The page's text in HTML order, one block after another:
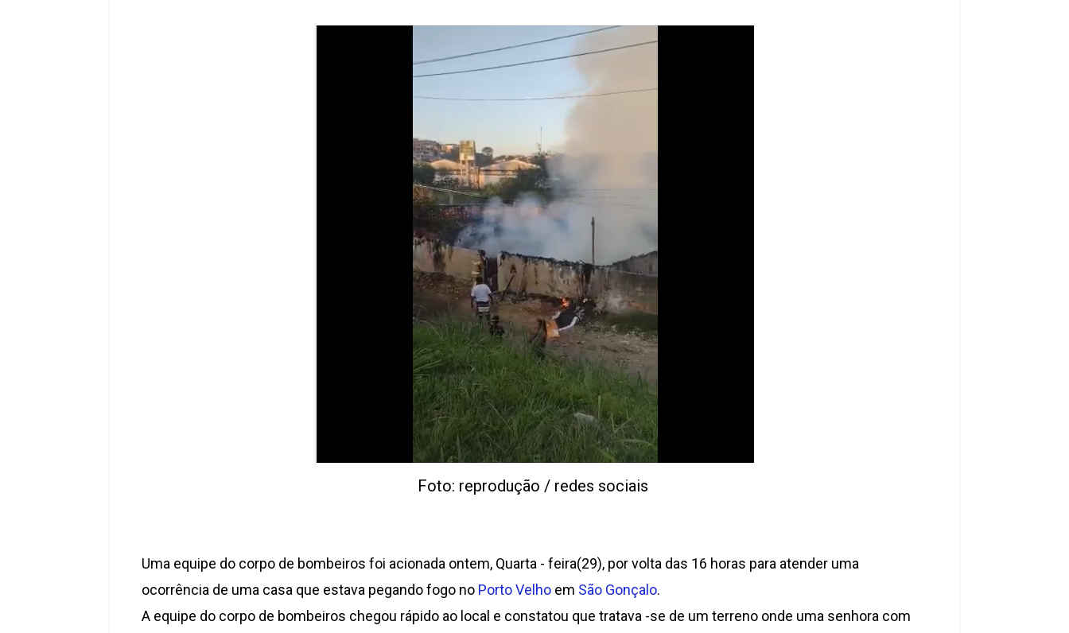
Foto: reprodução / redes sociais
Uma equipe do corpo de bombeiros foi acionada ontem, Quarta - feira(29), por volta das 16 horas para atender uma
ocorrência de uma casa que estava pegando fogo no Porto Velho em São Gonçalo.
A equipe do corpo de bombeiros chegou rápido ao local e constatou que tratava -se de um terreno onde uma senhora com